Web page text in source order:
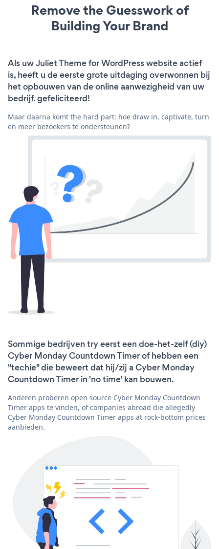
Remove the Guesswork of
Building Your Brand
Als uw Juliet Theme for WordPress website actief
is, heeft u de eerste grote uitdaging overwonnen bij
het opbouwen van de online aanwezigheid van uw
bedrijf. gefeliciteerd!
Maar daarna komt the hard part: hoe draw in, captivate, turn
en meer bezoekers te ondersteunen?
Sommige bedrijven try eerst een doe-het-zelf (diy)
Cyber Monday Countdown Timer of hebben een
"techie" die beweert dat hij/zij a Cyber Monday
Countdown Timer in 'no time' kan bouwen.
Anderen proberen open source Cyber Monday Countdown
Timer apps te vinden, of companies abroad die allegedly
Cyber Monday Countdown Timer apps at rock-bottom prices
aanbieden.